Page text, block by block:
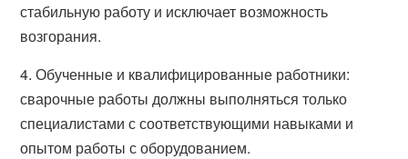
стабильную работу и исключает возможность
возгорания.
4. Обученные и квалифицированные работники:
сварочные работы должны выполняться только
специалистами с соответствующими навыками и
опытом работы с оборудованием.